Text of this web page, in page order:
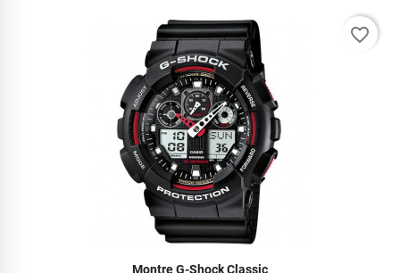
Montre G-Shock Classic
favorite_border